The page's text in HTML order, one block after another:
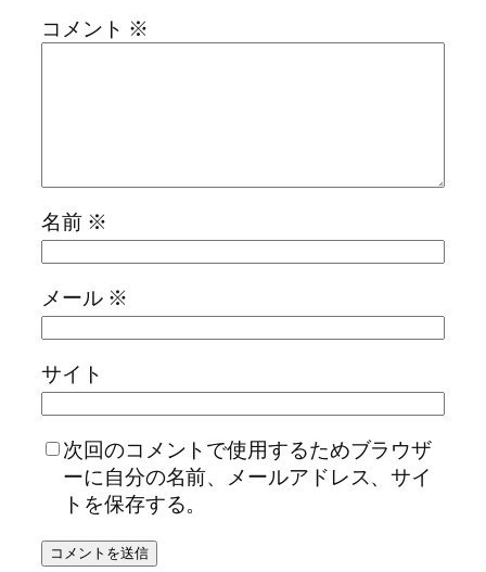
コメント ※
名前 ※
メール ※
サイト
次回のコメントで使用するためブラウザ
ーに自分の名前、メールアドレス、サイ
トを保存する。